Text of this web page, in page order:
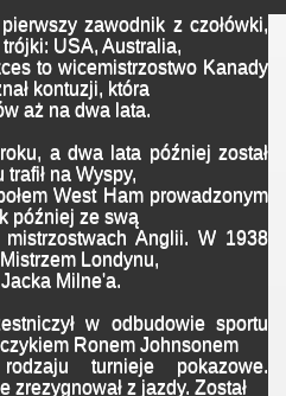
zawodnik z czołówki,
USA, Australia,
to wicemistrzostwo Kanady
kontuzji, która
aż na dwa lata.
a dwa lata później został
na Wyspy,
West Ham prowadzonym
później ze swą
mistrzostwach Anglii. W 1938
Londynu,
Milne'a.
w odbudowie sportu
Ronem Johnsonem
turnieje pokazowe.
z jazdy. Został